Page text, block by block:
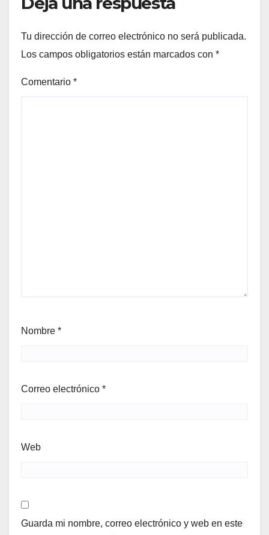
Tu dirección de correo electrónico no será publicada.
Los campos obligatorios están marcados con *
Comentario *
Nombre *
Correo electrónico *
Web
Guarda mi nombre, correo electrónico y web en este